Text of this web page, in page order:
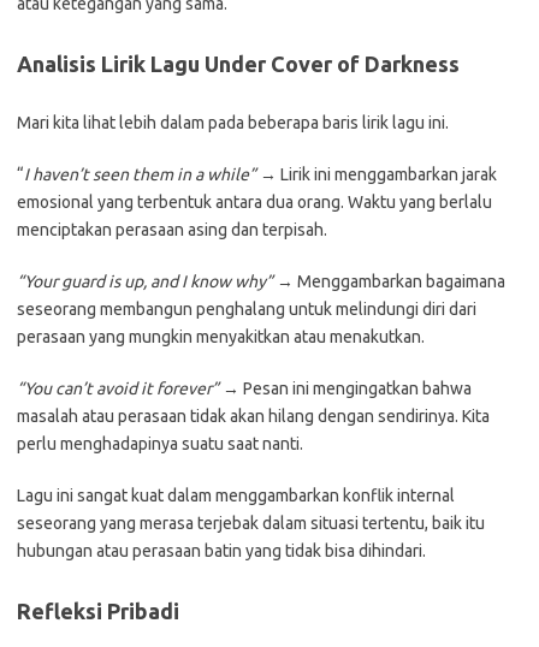
Analisis Lirik Lagu Under Cover of Darkness
Mari kita lihat lebih dalam pada beberapa baris lirik lagu ini.
“I haven’t seen them in a while”→ Lirik ini menggambarkan jarak
emosional yang terbentuk antara dua orang. Waktu yang berlalu
menciptakan perasaan asing dan terpisah.
“Your guard is up, and I know why”→ Menggambarkan bagaimana
seseorang membangun penghalang untuk melindungi diri dari
perasaan yang mungkin menyakitkan atau menakutkan.
“You can’t avoid it forever”→ Pesan ini mengingatkan bahwa
masalah atau perasaan tidak akan hilang dengan sendirinya. Kita
perlu menghadapinya suatu saat nanti.
Lagu ini sangat kuat dalam menggambarkan konflik internal
seseorang yang merasa terjebak dalam situasi tertentu, baik itu
hubungan atau perasaan batin yang tidak bisa dihindari.
Refleksi Pribadi